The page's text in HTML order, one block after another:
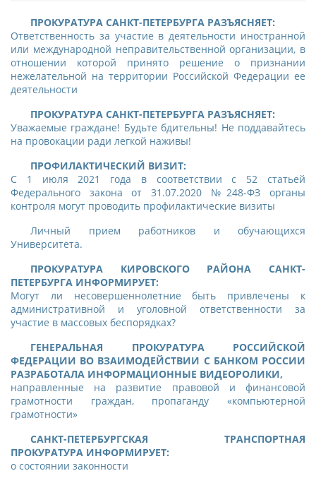
ПРОКУРАТУРА САНКТ-ПЕТЕРБУРГА РАЗЪЯСНЯЕТ:
Ответственность за участие в деятельности иностранной
или международной неправительственной организации, в
отношении которой принято решение о признании
нежелательной на территории Российской Федерации ее
деятельности
ПРОКУРАТУРА САНКТ-ПЕТЕРБУРГА РАЗЪЯСНЯЕТ:
Уважаемые граждане! Будьте бдительны! Не поддавайтесь
на провокации ради легкой наживы!
ПРОФИЛАКТИЧЕСКИЙ ВИЗИТ:
С 1 июля 2021 года в соответствии с 52 статьей
Федерального закона от 31.07.2020 №248-ФЗ органы
контроля могут проводить профилактические визиты
Личный прием работников и обучающихся
Университета.
ПРОКУРАТУРА КИРОВСКОГО РАЙОНА САНКТ-
ПЕТЕРБУРГА ИНФОРМИРУЕТ:
Могут ли несовершеннолетние быть привлечены к
административной и уголовной ответственности за
участие в массовых беспорядках?
ГЕНЕРАЛЬНАЯ ПРОКУРАТУРА РОССИЙСКОЙ
ФЕДЕРАЦИИ ВО ВЗАИМОДЕЙСТВИИ С БАНКОМ РОССИИ
РАЗРАБОТАЛА ИНФОРМАЦИОННЫЕ ВИДЕОРОЛИКИ,
направленные на развитие правовой и финансовой
грамотности граждан, пропаганду «компьютерной
грамотности»
САНКТ-ПЕТЕРБУРГСКАЯ ТРАНСПОРТНАЯ
ПРОКУРАТУРА ИНФОРМИРУЕТ:
о состоянии законности